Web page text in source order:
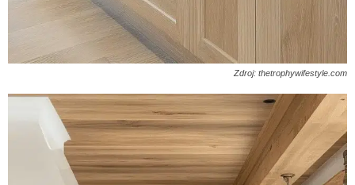
Zdroj: thetrophywifestyle.com